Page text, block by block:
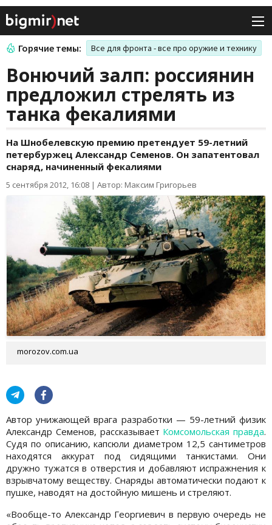
Горячие темы: Все для фронта - все про оружие и технику
Вонючий залп: россиянин
предложил стрелять из
танка фекалиями
На Шнобелевскую премию претендует 59-летний
петербуржец Александр Семенов. Он запатентовал
снаряд, начиненный фекалиями
5 сентября 2012, 16:08 | Автор: Максим Григорьев
morozov.com.ua
Автор унижающей врага разработки — 59-летний физик
Александр Семенов, рассказывает Комсомольская правда.
Судя по описанию, капсюли диаметром 12,5 сантиметров
находятся аккурат под сидящими танкистами. Они
дружно тужатся в отверстия и добавляют испражнения к
взрывчатому веществу. Снаряды автоматически подают к
пушке, наводят на достойную мишень и стреляют.
«Вообще-то Александр Георгиевич в первую очередь не